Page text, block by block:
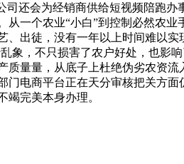
还会为经销商供给短视频陪跑
一个农业“小白”到控制必然农
出徒，没有一年以上时间难以
象，不只损害了农户好处，也影
量量，从底子上杜绝伪劣农资
电商平台正在天分审核把关方
完美本身办理。